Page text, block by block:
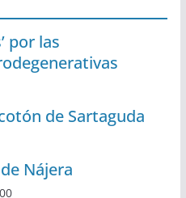
por las
de Sartaguda
Nájera